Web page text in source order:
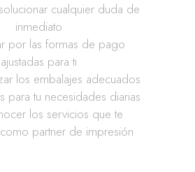
cualquier duda de
inmediato
por las formas de pago
ajustadas para ti
los embalajes adecuados
para tu necesidades diarias
los servicios que te
partner de impresión